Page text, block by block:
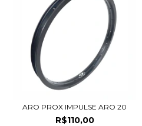
ARO PROX IMPULSE ARO 20
R$110,00